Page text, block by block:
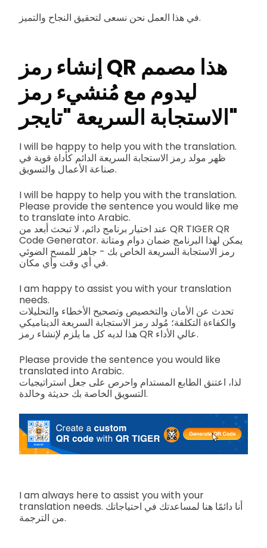
في هذا العمل نحن نسعى لتحقيق النجاح والتميز.
إنشاء رمز QR هذا مصمم
ليدوم مع مُنشيء رمز
الاستجابة السريعة "تايجر"
I will be happy to help you with the translation.
ظهر مولد رمز الاستجابة السريعة الدائم كأداة قوية في
صناعة الأعمال والتسويق.
I will be happy to help you with the translation.
Please provide the sentence you would like me
to translate into Arabic.
عند اختيار برنامج دائم، لا تبحث أبعد من QR TIGER QR
Code Generator. يمكن لهذا البرنامج ضمان دوام ومتانة
رمز الاستجابة السريعة الخاص بك - جاهز للمسح الضوئي
في أي وقت وأي مكان.
I am happy to assist you with your translation
needs.
تحدث عن الأمان والتخصيص وتصحيح الأخطاء والتحليلات
والكفاءة التكلفة؛ مُولد رمز الاستجابة السريعة الديناميكي
هذا لديه كل ما يلزم لإنشاء رمز QR عالي الأداء.
Please provide the sentence you would like
translated into Arabic.
لذا، اعتنق الطابع المستدام واحرص على جعل استراتيجيات
التسويق الخاصة بك حديثة وخالدة.
I am always here to assist you with your
translation needs. أنا دائمًا هنا لمساعدتك في احتياجاتك
من الترجمة.